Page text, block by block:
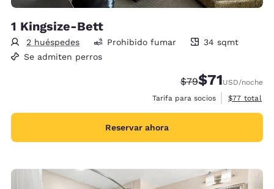
1 Kingsize-Bett
2 huéspedes
34 metros cuadrados
Prohibido fumar
34 sqmt
Se admiten perros
Precio tachado:
$79Precio con
$71USD/noche
Tarifa para socios
Ver
$77 total
Reservar ahora